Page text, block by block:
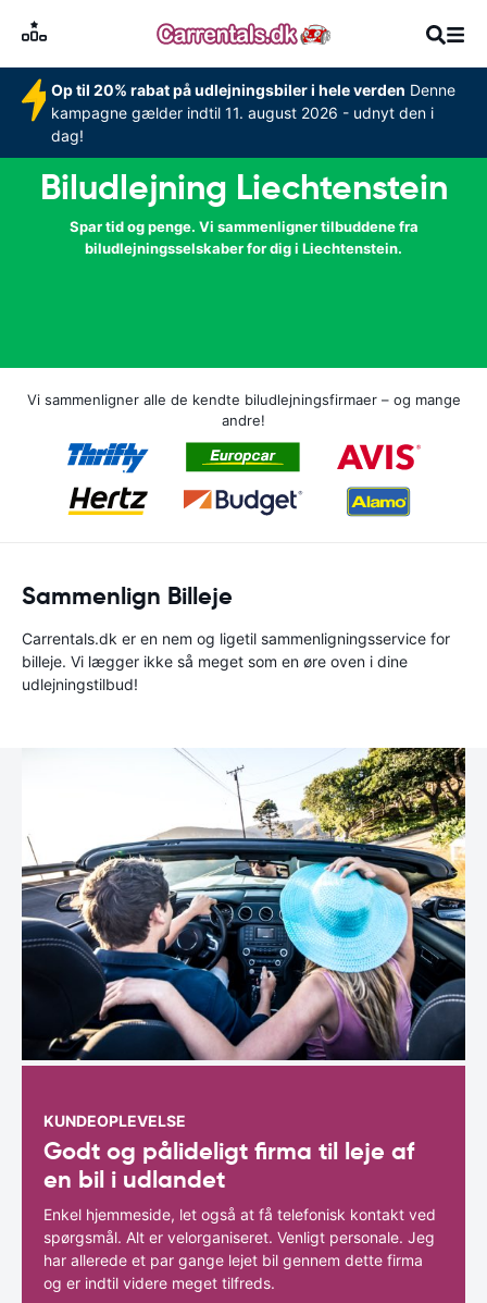
Op til 20% rabat på udlejningsbiler i hele verden Denne
kampagne gælder indtil 11. august 2026 - udnyt den i
dag!
Biludlejning Liechtenstein
Spar tid og penge. Vi sammenligner tilbuddene fra
biludlejningsselskaber for dig i Liechtenstein.
Vi sammenligner alle de kendte biludlejningsfirmaer – og mange
andre!
Sammenlign Billeje
Carrentals.dk er en nem og ligetil sammenligningsservice for
billeje. Vi lægger ikke så meget som en øre oven i dine
udlejningstilbud!
KUNDEOPLEVELSE
Godt og pålideligt firma til leje af
en bil i udlandet
Enkel hjemmeside, let også at få telefonisk kontakt ved
spørgsmål. Alt er velorganiseret. Venligt personale. Jeg
har allerede et par gange lejet bil gennem dette firma
og er indtil videre meget tilfreds.